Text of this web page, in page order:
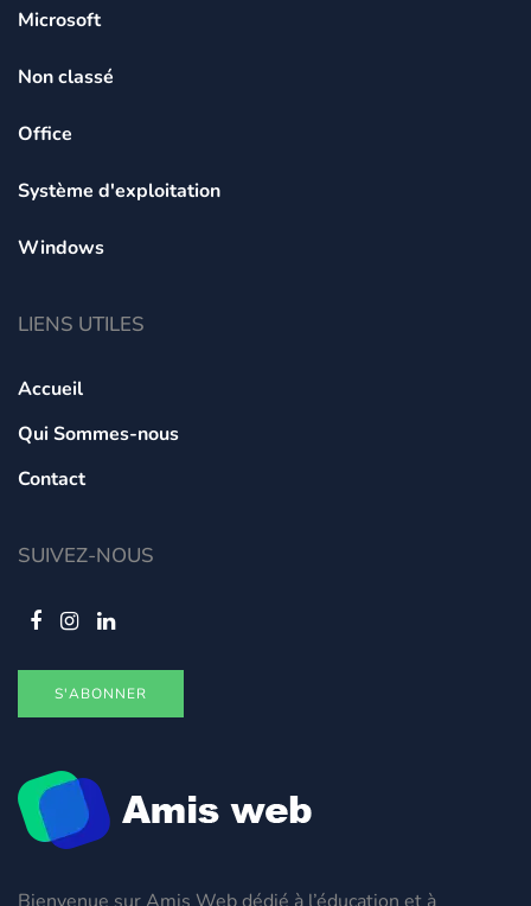
Bienvenue sur Amis Web dédié à l’éducation et à
Microsoft
Non classé
Office
Système d'exploitation
Windows
LIENS UTILES
Accueil
Qui Sommes-nous
Contact
SUIVEZ-NOUS
S'ABONNER